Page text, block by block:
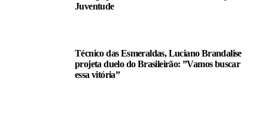
Juventude
Técnico das Esmeraldas, Luciano Brandalise
projeta duelo do Brasileirão: ”Vamos buscar
essa vitória”